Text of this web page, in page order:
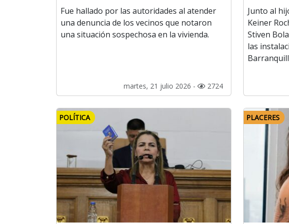
Fue hallado por las autoridades al atender
una denuncia de los vecinos que notaron
una situación sospechosa en la vivienda.
martes, 21 julio 2026 - 2724
Junto al
Keiner
Stiven
las
POLÍTICA PLACERES